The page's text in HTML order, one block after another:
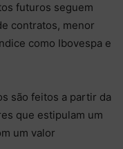
futuros seguem
contratos, menor
como Ibovespa e
são feitos a partir da
que estipulam um
um valor